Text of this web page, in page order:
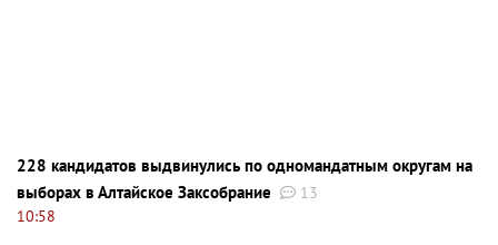
228 кандидатов выдвинулись по одномандатным округам на
выборах в Алтайское Заксобрание
13
10:58